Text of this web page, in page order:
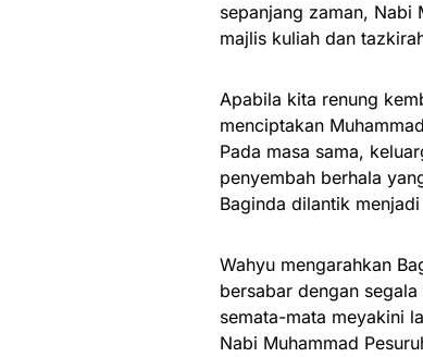
sepanjang zaman, Nabi
majlis kuliah dan
Apabila kita renung
menciptakan
Pada masa sama,
penyembah berhala
Baginda dilantik
Wahyu mengarahkan
bersabar dengan
semata-mata meyakini
Nabi Muhammad